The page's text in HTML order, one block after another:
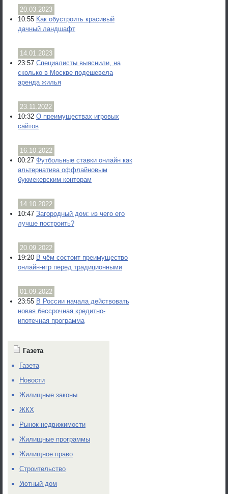
20.03.2023
10:55 Как обустроить красивый
дачный ландшафт
14.01.2023
23:57 Специалисты выяснили, на
сколько в Москве подешевела
аренда жилья
23.11.2022
10:32 О преимуществах игровых
сайтов
16.10.2022
00:27 Футбольные ставки онлайн как
альтернатива оффлайновым
букмекерским конторам
14.10.2022
10:47 Загородный дом: из чего его
лучше построить?
20.09.2022
19:20 В чём состоит преимущество
онлайн-игр перед традиционными
01.09.2022
23:55 В России начала действовать
новая бессрочная кредитно-
ипотечная программа
Газета
Газета
Новости
Жилищные законы
ЖКХ
Рынок недвижимости
Жилищные программы
Жилищное право
Строительство
Уютный дом